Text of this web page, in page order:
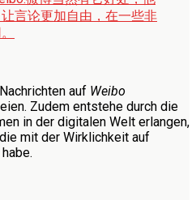
言论更加自由，在一些非
auf Weibo
Zudem entstehe durch die
in der digitalen Welt erlangen,
mit der Wirklichkeit auf